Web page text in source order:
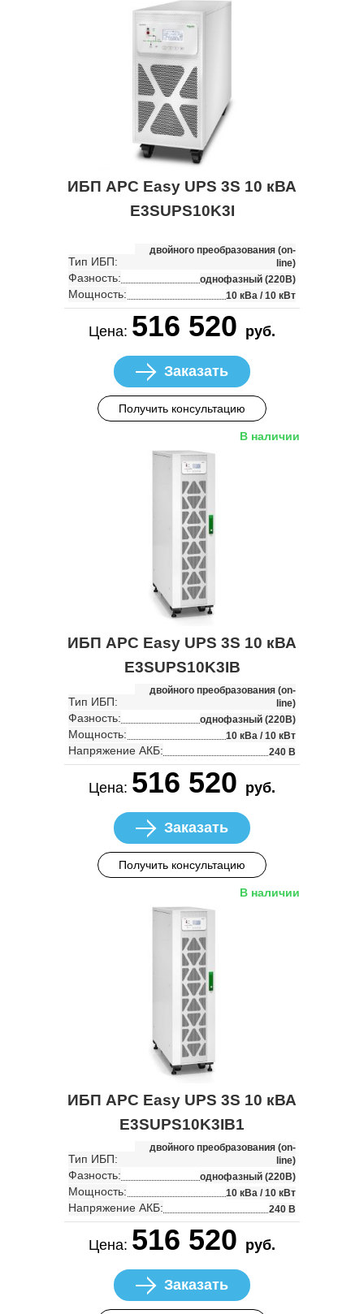
ИБП APC Easy UPS 3S 10 кВА
E3SUPS10K3I
Тип ИБП:
двойного преобразования (on-
line)
Фазность: однофазный (220В)
Мощность: 10 кВа / 10 кВт
Цена: 516 520 руб.
Заказать
Получить консультацию
В наличии
ИБП APC Easy UPS 3S 10 кВА
E3SUPS10K3IB
Тип ИБП:
двойного преобразования (on-
line)
Фазность: однофазный (220В)
Мощность: 10 кВа / 10 кВт
Напряжение АКБ: 240 В
Цена: 516 520 руб.
Заказать
Получить консультацию
В наличии
ИБП APC Easy UPS 3S 10 кВА
E3SUPS10K3IB1
Тип ИБП:
двойного преобразования (on-
line)
Фазность: однофазный (220В)
Мощность: 10 кВа / 10 кВт
Напряжение АКБ: 240 В
Цена: 516 520 руб.
Заказать